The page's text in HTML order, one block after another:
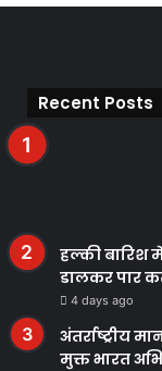
Recent Posts
हल्की बारिश
डालकर पार
4 days ago
अंतर्राष्ट्रीय
मुक्त भारत